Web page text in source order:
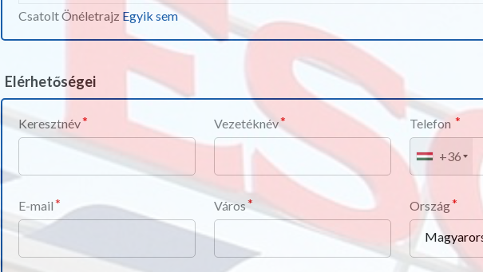
Csatolt Önéletrajz Egyik sem
Elérhetőségei
Keresztnév Vezetéknév Telefon
+36
E-mail Város Ország